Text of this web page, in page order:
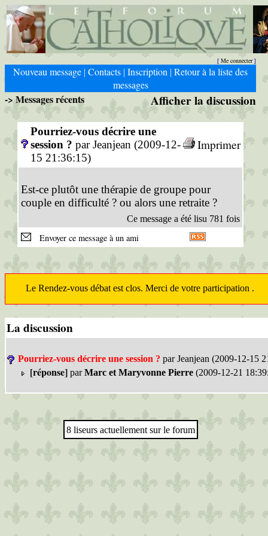
[ Me connecter]
Nouveau message | Contacts | Inscription | Retour à la liste des
messages
-> Messages récents Afficher la discussion
Pourriez-vous décrire une
session ? par Jeanjean (2009-12-
15 21:36:15)
Imprimer
Est-ce plutôt une thérapie de groupe pour
couple en difficulté ? ou alors une retraite ?
Ce message a été lisu 781 fois
Envoyer ce message à un ami
Le Rendez-vous débat est clos. Merci de votre participation .
La discussion
Pourriez-vous décrire une session ? par Jeanjean (2009-12-15
[réponse] parMarc et Maryvonne Pierre (2009-12-21
8 liseurs actuellement sur le forum